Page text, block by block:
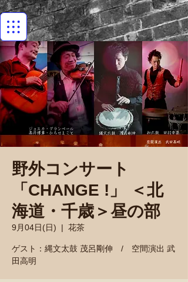
野外コンサート
「CHANGE !」 ＜北
海道・千歳＞昼の部
9月04日(日)
  |
花茶
ゲスト：縄文太鼓 茂呂剛伸 / 空間演出 武
田高明